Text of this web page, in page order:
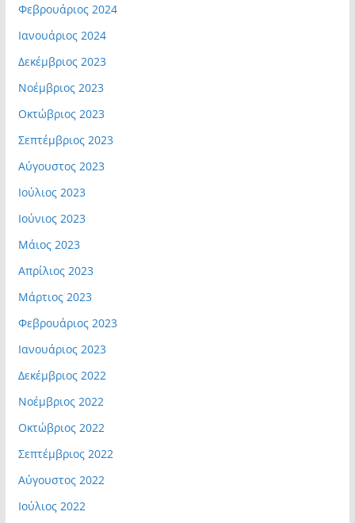
Φεβρουάριος 2024
Ιανουάριος 2024
Δεκέμβριος 2023
Νοέμβριος 2023
Οκτώβριος 2023
Σεπτέμβριος 2023
Αύγουστος 2023
Ιούλιος 2023
Ιούνιος 2023
Μάιος 2023
Απρίλιος 2023
Μάρτιος 2023
Φεβρουάριος 2023
Ιανουάριος 2023
Δεκέμβριος 2022
Νοέμβριος 2022
Οκτώβριος 2022
Σεπτέμβριος 2022
Αύγουστος 2022
Ιούλιος 2022